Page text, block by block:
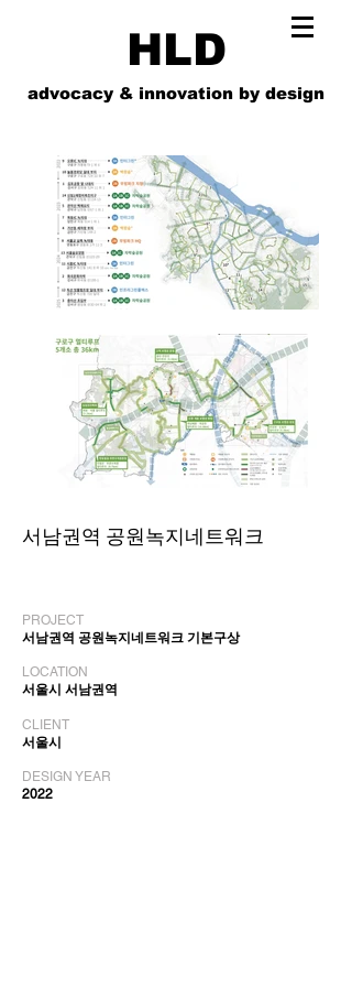
HLD
advocacy & innovation by design
서남권역 공원녹지네트워크
PROJECT
서남권역 공원녹지네트워크 기본구상
LOCATION
서울시 서남권역
CLIENT
서울시
DESIGN YEAR
2022